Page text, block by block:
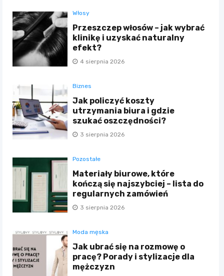
Włosy
Przeszczep włosów – jak wybrać
klinikę i uzyskać naturalny
efekt?
4 sierpnia 2026
Biznes
Jak policzyć koszty
utrzymania biura i gdzie
szukać oszczędności?
3 sierpnia 2026
Pozostałe
Materiały biurowe, które
kończą się najszybciej – lista do
regularnych zamówień
3 sierpnia 2026
Moda męska
Jak ubrać się na rozmowę o
pracę? Porady i stylizacje dla
mężczyzn